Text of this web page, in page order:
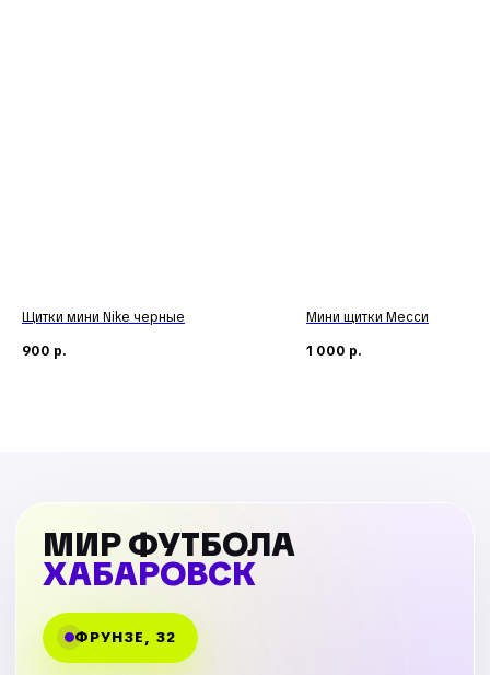
Щитки мини Nike черные
900 р.
Мини щитки Месси
1 000 р.
МИР ФУТБОЛА
ХАБАРОВСК
ФРУНЗЕ, 32